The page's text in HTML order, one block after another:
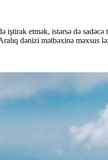
iştirak etmək, istərsə də
dənizi mətbəxinə məxsus